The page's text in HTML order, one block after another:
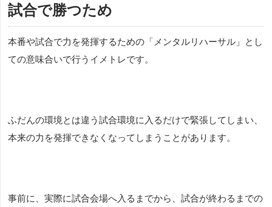
試合で勝つため
本番や試合で力を発揮するための「メンタルリハーサル」とし
ての意味合いで行うイメトレです。
ふだんの環境とは違う試合環境に入るだけで緊張してしまい、
本来の力を発揮できなくなってしまうことがあります。
事前に、実際に試合会場へ入るまでから、試合が終わるまでの